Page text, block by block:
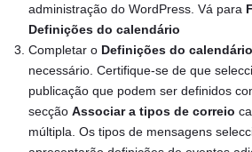
administração do WordPress. Vá para
Definições do calendário
Completar o Definições do calendário
necessário. Certifique-se de que
publicação que podem ser definidos
secção Associar a tipos de correio
múltipla. Os tipos de mensagens